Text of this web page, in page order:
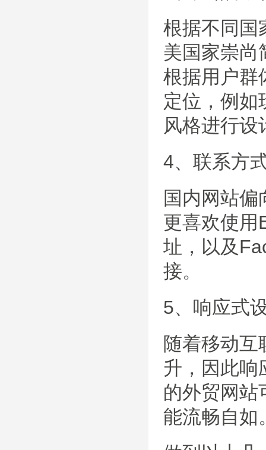
根据不同国
美国家崇尚
根据用户群
定位，例如
风格进行设
4、联系方
国内网站
更喜欢使用
址，以及
接。
5、响应式
随着移动互
升，因此响
的外贸网站
能流畅自如